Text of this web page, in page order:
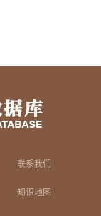
联系我们
知识地图